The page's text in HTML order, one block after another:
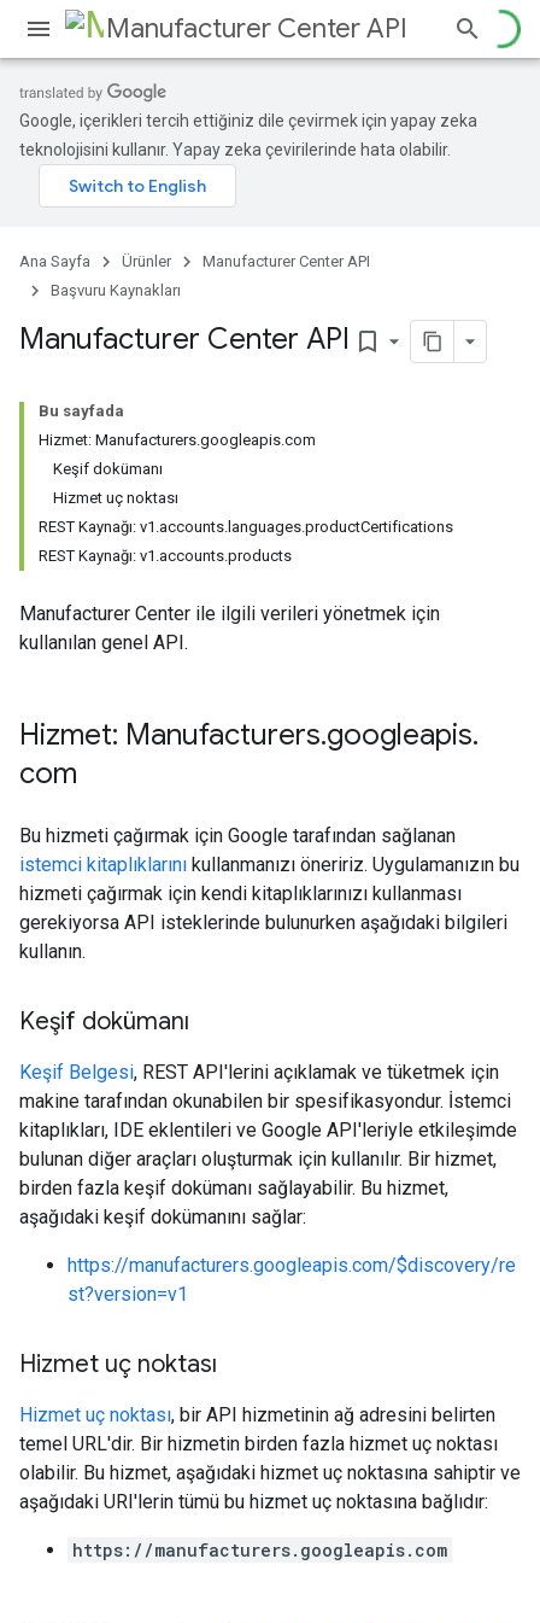
Manufacturer Center API
Google, içerikleri tercih ettiğiniz dile çevirmek için yapay zeka
teknolojisini kullanır. Yapay zeka çevirilerinde hata olabilir.
Ana Sayfa Ürünler
Manufacturer Center API
Başvuru Kaynakları
Manufacturer Center API bookmark_border
Bu sayfada
Hizmet: Manufacturers.googleapis.com
Keşif dokümanı
Hizmet uç noktası
REST Kaynağı: v1.accounts.languages.productCertifications
REST Kaynağı: v1.accounts.products
Manufacturer Center ile ilgili verileri yönetmek için
kullanılan genel API.
Hizmet: Manufacturers.googleapis.
com
Bu hizmeti çağırmak için Google tarafından sağlanan
istemci kitaplıklarını kullanmanızı öneririz. Uygulamanızın bu
hizmeti çağırmak için kendi kitaplıklarınızı kullanması
gerekiyorsa API isteklerinde bulunurken aşağıdaki bilgileri
kullanın.
Keşif dokümanı
Keşif Belgesi, REST API'lerini açıklamak ve tüketmek için
makine tarafından okunabilen bir spesifikasyondur. İstemci
kitaplıkları, IDE eklentileri ve Google API'leriyle etkileşimde
bulunan diğer araçları oluşturmak için kullanılır. Bir hizmet,
birden fazla keşif dokümanı sağlayabilir. Bu hizmet,
aşağıdaki keşif dokümanını sağlar:
https://manufacturers.googleapis.com/$discovery/re
st?version=v1
Hizmet uç noktası
Hizmet uç noktası, bir API hizmetinin ağ adresini belirten
temel URL'dir. Bir hizmetin birden fazla hizmet uç noktası
olabilir. Bu hizmet, aşağıdaki hizmet uç noktasına sahiptir ve
aşağıdaki URI'lerin tümü bu hizmet uç noktasına bağlıdır:
https://manufacturers.googleapis.com